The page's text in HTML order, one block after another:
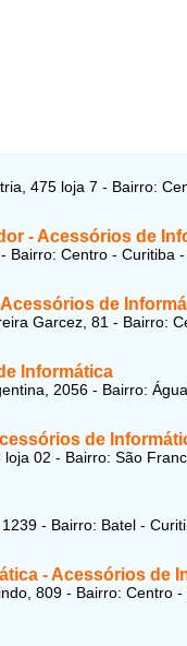
475 loja 7 - Bairro:
- Acessórios de
Bairro: Centro - Curitiba -
de
Garcez, 81 - Bairro:
Informática
2056 - Bairro:
de
02 - Bairro: São
- Bairro: Batel -
- Acessórios de
809 - Bairro: Centro -